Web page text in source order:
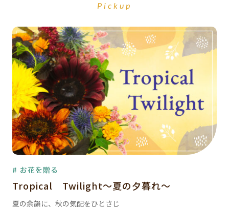
Pickup
# お花を贈る
Tropical Twilight～夏の夕暮れ～
夏の余韻に、秋の気配をひとさじ